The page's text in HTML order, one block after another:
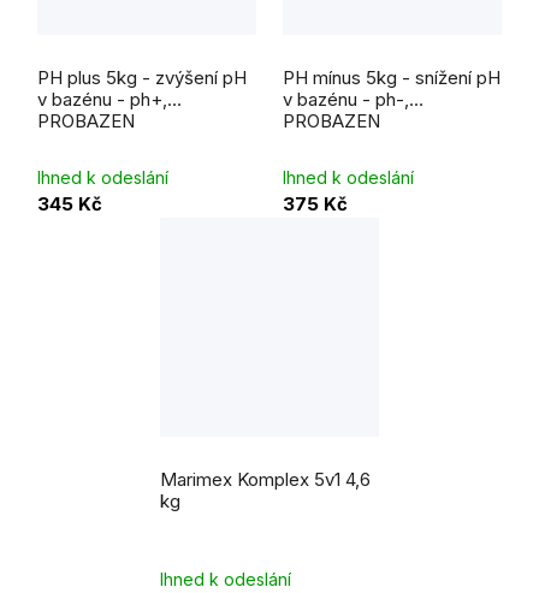
PH plus 5kg - zvýšení pH
v bazénu - ph+,
PROBAZEN
hodnocení
produktu
je
5,0
z
Ihned k odeslání
345 Kč
PH mínus 5kg - snížení pH
v bazénu - ph-,
PROBAZEN
hodnocení
produktu
je
4,0
z
Ihned k odeslání
375 Kč
Marimex Komplex 5v1 4,6
kg
Ihned k odeslání